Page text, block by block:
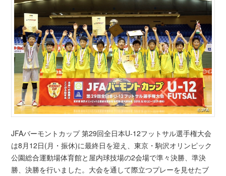
JFAバーモントカップ 第29回全日本U-12フットサル選手権大会
は8月12日(月・振休)に最終日を迎え、東京・駒沢オリンピック
公園総合運動場体育館と屋内球技場の2会場で準々決勝、準決
勝、決勝を行いました。大会を通して際立つプレーを見せたブ